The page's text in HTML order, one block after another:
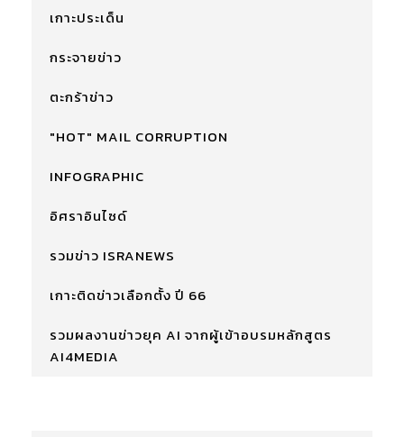
เกาะประเด็น
กระจายข่าว
ตะกร้าข่าว
"HOT" MAIL CORRUPTION
INFOGRAPHIC
อิศราอินไซด์
รวมข่าว ISRANEWS
เกาะติดข่าวเลือกตั้ง ปี 66
รวมผลงานข่าวยุค AI จากผู้เข้าอบรมหลักสูตร
AI4MEDIA